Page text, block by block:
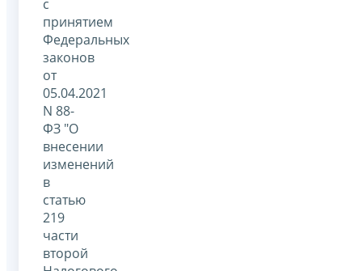
с
принятием
Федеральных
законов
от
05.04.2021
N 88-
ФЗ "О
внесении
изменений
в
статью
219
части
второй